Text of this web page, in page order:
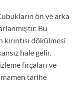
ön ve arka
Bu
dökülmesi
hale gelir.
fırçaları ve
tarihe